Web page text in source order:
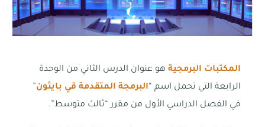
المكتبات البرمجية هو عنوان الدرس الثاني من الوحدة
الرابعة التي تحمل اسم “البرمجة المتقدمة قي بايثون”
في الفصل الدراسي الأول من مقرر “ثالث متوسط”.